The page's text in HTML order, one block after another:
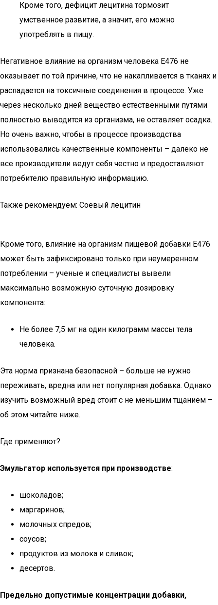
Кроме того, дефицит лецитина тормозит
умственное развитие, а значит, его можно
употреблять в пищу.
Негативное влияние на организм человека Е476 не
оказывает по той причине, что не накапливается в тканях и
распадается на токсичные соединения в процессе. Уже
через несколько дней вещество естественными путями
полностью выводится из организма, не оставляет осадка.
Но очень важно, чтобы в процессе производства
использовались качественные компоненты – далеко не
все производители ведут себя честно и предоставляют
потребителю правильную информацию.
Также рекомендуем: Соевый лецитин
Кроме того, влияние на организм пищевой добавки Е476
может быть зафиксировано только при неумеренном
потреблении – ученые и специалисты вывели
максимально возможную суточную дозировку
компонента:
Не более 7,5 мг на один килограмм массы тела
человека.
Эта норма признана безопасной – больше не нужно
переживать, вредна или нет популярная добавка. Однако
изучить возможный вред стоит с не меньшим тщанием –
об этом читайте ниже.
Где применяют?
Эмульгатор используется при производстве:
шоколадов;
маргаринов;
молочных спредов;
соусов;
продуктов из молока и сливок;
десертов.
Предельно допустимые концентрации добавки,